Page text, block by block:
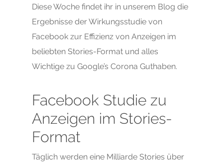
Diese Woche findet ihr in unserem Blog die
Ergebnisse der Wirkungsstudie von
Facebook zur Effizienz von Anzeigen im
beliebten Stories-Format und alles
Wichtige zu Google’s Corona Guthaben.
Facebook Studie zu
Anzeigen im Stories-
Format
Täglich werden eine Milliarde Stories über